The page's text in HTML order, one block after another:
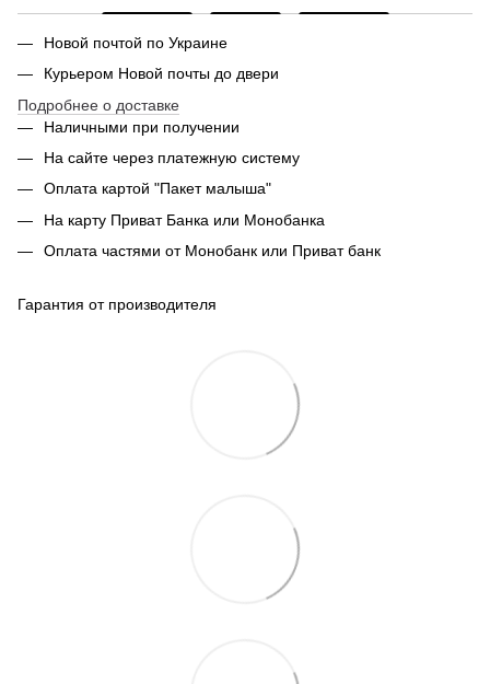
Новой почтой по Украине
Курьером Новой почты до двери
Подробнее о доставке
Наличными при получении
На сайте через платежную систему
Оплата картой "Пакет малыша"
На карту Приват Банка или Монобанка
Оплата частями от Монобанк или Приват банк
Гарантия от производителя